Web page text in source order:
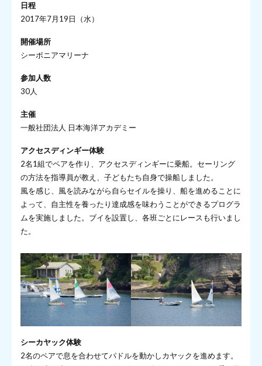
日程
2017年7月19日（水）
開催場所
シーボニアマリーナ
参加人数
30人
主催
一般社団法人 日本海洋アカデミー
アクセスディンギー体験
2名1組でペアを作り、アクセスディンギーに乗船。セーリング
の方法を指導員が教え、子どもたち自身で操船しました。
風を感じ、風を読みながら自らセイルを操り、船を進めることに
よって、自主性を養ったり達成感を味わうことができるプログラ
ムを実施しました。ブイを設置し、各班ごとにレースも行いまし
た。
シーカヤック体験
2名のペアで息を合わせてパドルを動かしカヤックを進めます。